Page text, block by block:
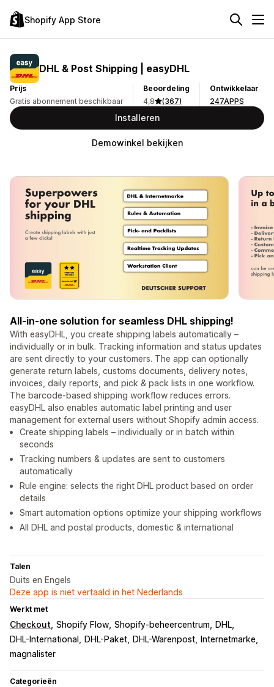
Shopify App Store
DHL & Post Shipping | easyDHL
Prijs
Gratis abonnement beschikbaar
Beoordeling
4,8
(367)
Ontwikkelaar
247APPS
Installeren
Demowinkel bekijken
All-in-one solution for seamless DHL shipping!
With easyDHL, you create shipping labels automatically –
individually or in bulk. Tracking information and status updates
are sent directly to your customers. The app can optionally
generate return labels, customs documents, delivery notes,
invoices, daily reports, and pick & pack lists in one workflow.
The barcode-based shipping workflow reduces errors.
easyDHL also enables automatic label printing and user
management for external users without Shopify admin access.
Create shipping labels – individually or in batch within
seconds
Tracking numbers & updates are sent to customers
automatically
Rule engine: selects the right DHL product based on order
details
Smart automation options optimize your shipping workflows
All DHL and postal products, domestic & international
Talen
Duits en Engels
Deze app is niet vertaald in het Nederlands
Werkt met
Checkout Shopify Flow Shopify-beheercentrum
DHL
DHL-International
DHL-Paket DHL-Warenpost
Internetmarke
magnalister
Categorieën